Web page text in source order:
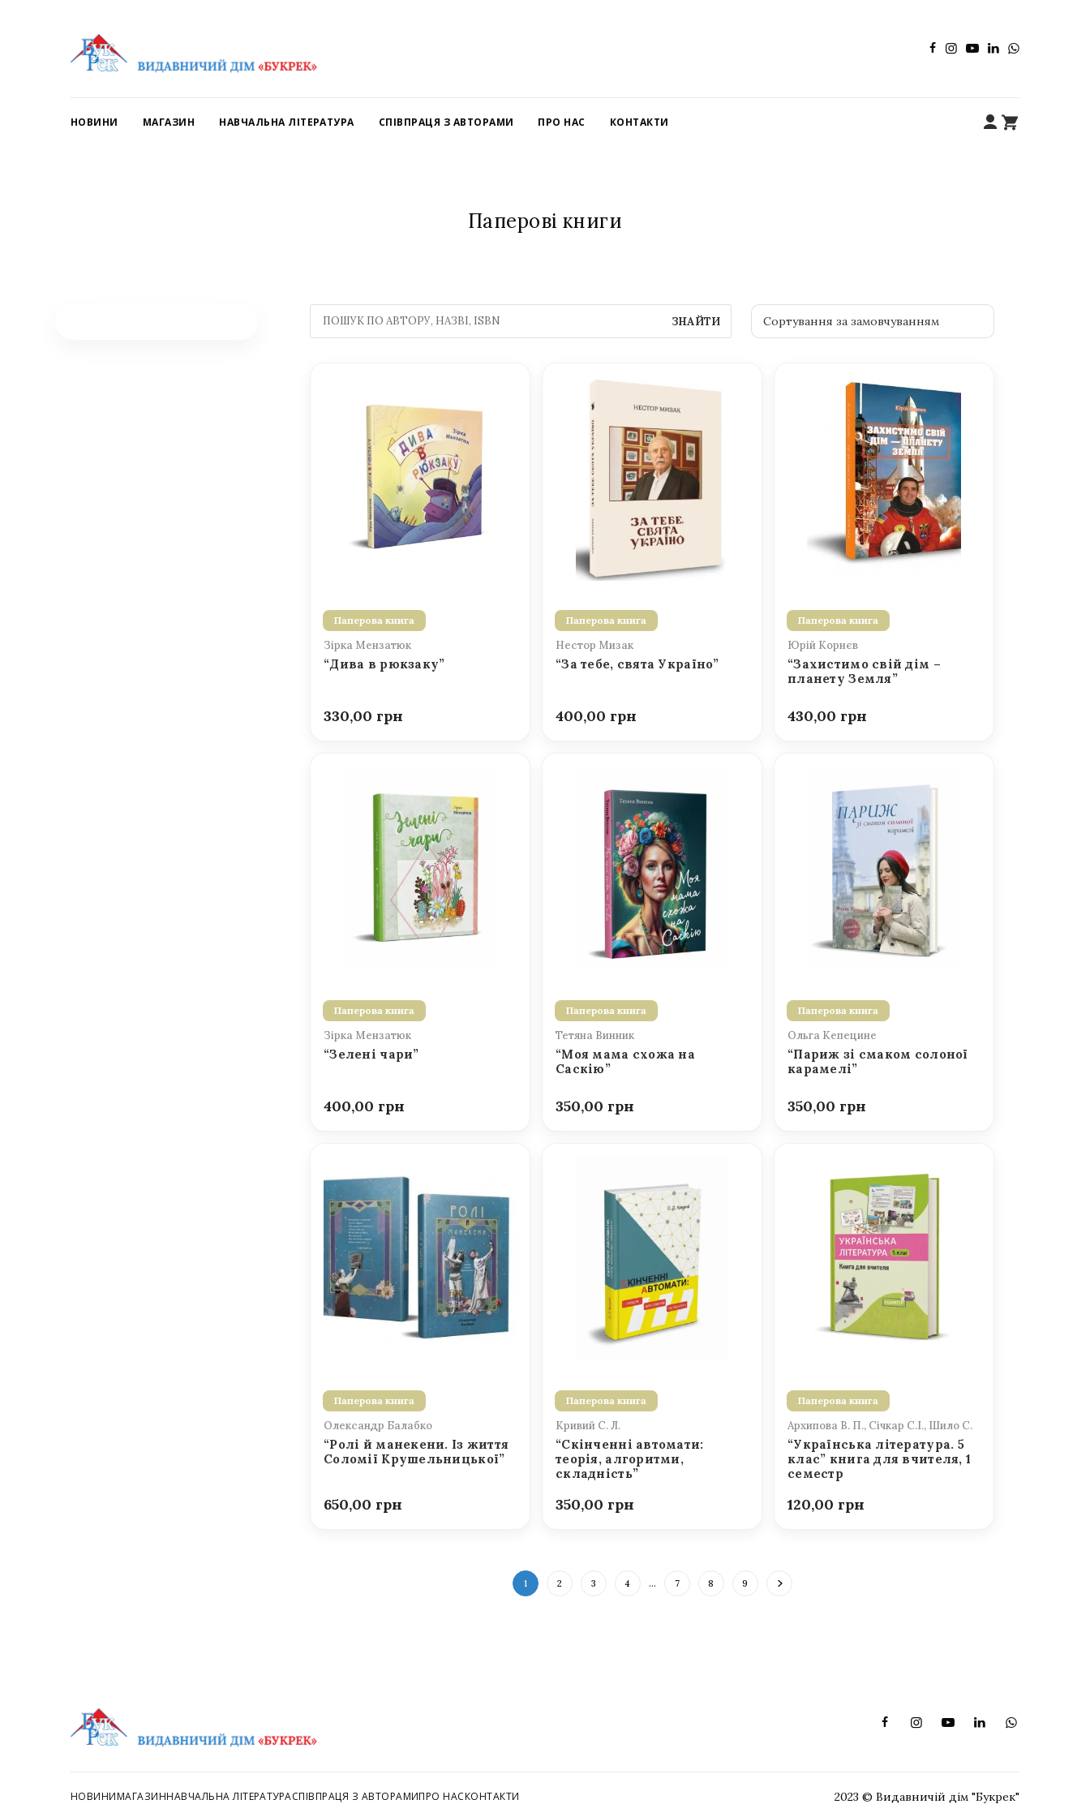
НОВИНИ МАГАЗИН НАВЧАЛЬНА ЛІТЕРАТУРА СПІВПРАЦЯ З АВТОРАМИ ПРО НАС КОНТАКТИ
Паперові книги
ЗНАЙТИ
Паперова книга
Зірка Мензатюк
“Дива в рюкзаку”
330,00
Паперова книга
Нестор Мизак
“За тебе, свята Україно”
400,00
Паперова книга
Юрій Корнєв
“Захистимо свій дім –
планету Земля”
430,00
Паперова книга
Зірка Мензатюк
“Зелені чари”
400,00
Паперова книга
Тетяна Винник
“Моя мама схожа на
Саскію”
350,00
Паперова книга
Ольга Кепецине
“Париж зі смаком солоної
карамелі”
350,00
Паперова книга
Олександр Балабко
“Ролі й манекени. Із життя
Соломії Крушельницької”
650,00
Паперова книга
Кривий С. Л.
“Скінченні автомати:
теорія, алгоритми,
складність”
350,00
Паперова книга
Архипова В. П., Січкар С.І., Шило С.
“Українська література. 5
клас” книга для вчителя, 1
семестр
120,00
1 2 3 4 … 7 8 9
НОВИНИМАГАЗИННАВЧАЛЬНА ЛІТЕРАТУРАСПІВПРАЦЯ З АВТОРАМИПРО НАСКОНТАКТИ 2023 © Видавничій дім "Букрек"